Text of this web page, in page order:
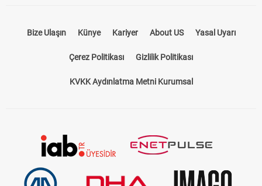
Bize Ulaşın Künye Kariyer About US Yasal Uyarı
Çerez Politikası Gizlilik Politikası
KVKK Aydınlatma Metni Kurumsal